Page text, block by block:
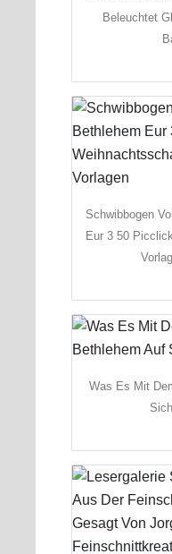
Beleuchtet
Schwibbogen
Eur 3 50
Was Es Mit